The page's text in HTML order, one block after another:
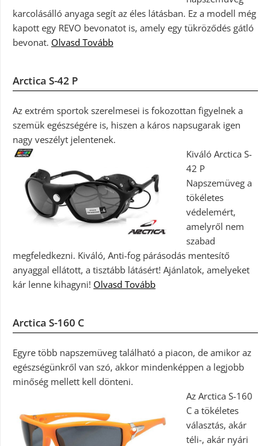
karcolásálló anyaga segít az éles látásban. Ez a modell még
kapott egy REVO bevonatot is, amely egy tükröződés gátló
bevonat. Olvasd Tovább
Arctica S-42 P
Az extrém sportok szerelmesei is fokozottan figyelnek a
szemük egészségére is, hiszen a káros napsugarak igen
nagy veszélyt jelentenek.
Kiváló Arctica S-
42 P
Napszemüveg a
tökéletes
védelemért,
amelyről nem
szabad
megfeledkezni. Kiváló, Anti-fog párásodás mentesítő
anyaggal ellátott, a tisztább látásért! Ajánlatok, amelyeket
kár lenne kihagyni! Olvasd Tovább
Arctica S-160 C
Egyre több napszemüveg található a piacon, de amikor az
egészségünkről van szó, akkor mindenképpen a legjobb
minőség mellett kell dönteni.
Az Arctica S-160
C a tökéletes
választás, akár
téli-, akár nyári